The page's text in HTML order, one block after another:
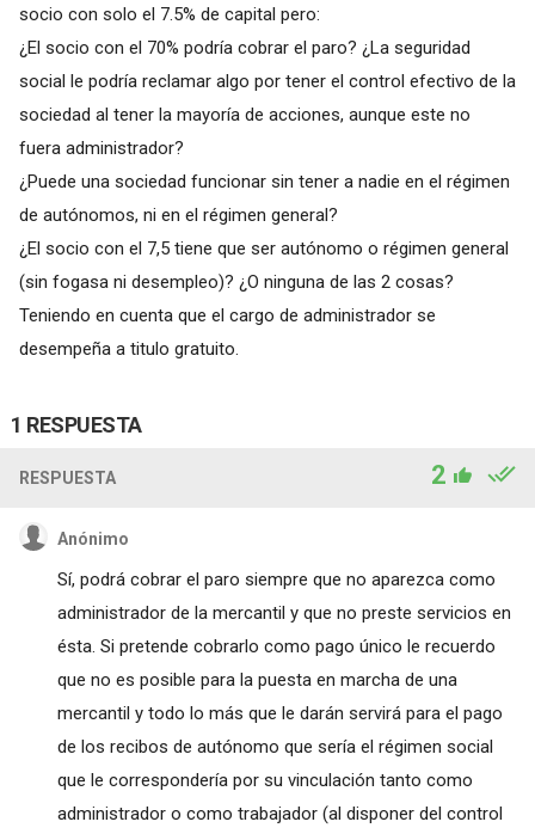
socio con solo el 7.5% de capital pero:
¿El socio con el 70% podría cobrar el paro? ¿La seguridad
social le podría reclamar algo por tener el control efectivo de la
sociedad al tener la mayoría de acciones, aunque este no
fuera administrador?
¿Puede una sociedad funcionar sin tener a nadie en el régimen
de autónomos, ni en el régimen general?
¿El socio con el 7,5 tiene que ser autónomo o régimen general
(sin fogasa ni desempleo)? ¿O ninguna de las 2 cosas?
Teniendo en cuenta que el cargo de administrador se
desempeña a titulo gratuito.
1 RESPUESTA
RESPUESTA 2
Anónimo
Sí, podrá cobrar el paro siempre que no aparezca como
administrador de la mercantil y que no preste servicios en
ésta. Si pretende cobrarlo como pago único le recuerdo
que no es posible para la puesta en marcha de una
mercantil y todo lo más que le darán servirá para el pago
de los recibos de autónomo que sería el régimen social
que le correspondería por su vinculación tanto como
administrador o como trabajador (al disponer del control